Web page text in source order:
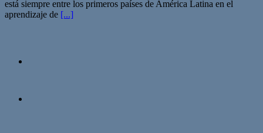
está siempre entre los primeros países de América Latina en el
aprendizaje de [...]